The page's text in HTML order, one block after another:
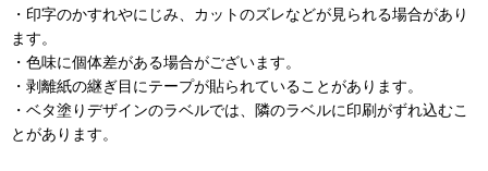
・印字のかすれやにじみ、カットのズレなどが見られる場合があり
ます。
・色味に個体差がある場合がございます。
・剥離紙の継ぎ目にテープが貼られていることがあります。
・ベタ塗りデザインのラベルでは、隣のラベルに印刷がずれ込むこ
とがあります。